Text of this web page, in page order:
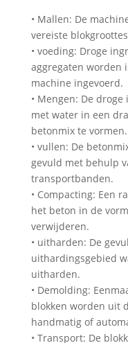
• Mallen: De
vereiste
• voeding: Droge
aggregaten worden
machine ingevoerd.
• Mengen: De
met water in een
betonmix te vormen.
• vullen: De
gevuld met behulp
transportbanden.
• Compacting: Een
het beton in de
verwijderen.
• uitharden: De
uithardingsgebied
uitharden.
• Demolding:
blokken worden uit
handmatig of
• Transport: De